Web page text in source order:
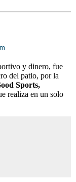
y dinero, fue
del patio, por la
Sports,
realiza en un solo